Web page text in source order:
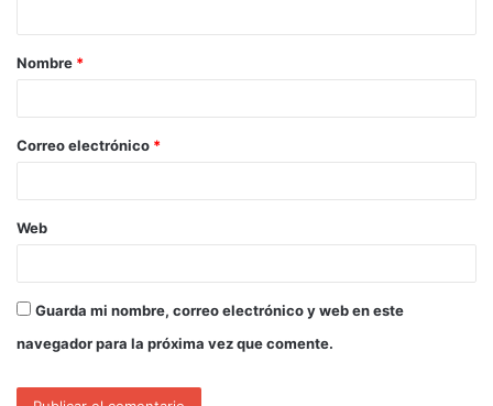
Nombre *
Correo electrónico *
Web
Guarda mi nombre, correo electrónico y web en este
navegador para la próxima vez que comente.